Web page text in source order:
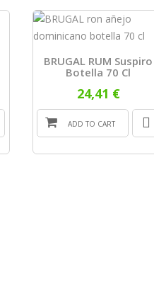
BRUGAL RUM Suspiro
Botella 70 Cl
24,41 €
ADD TO CART